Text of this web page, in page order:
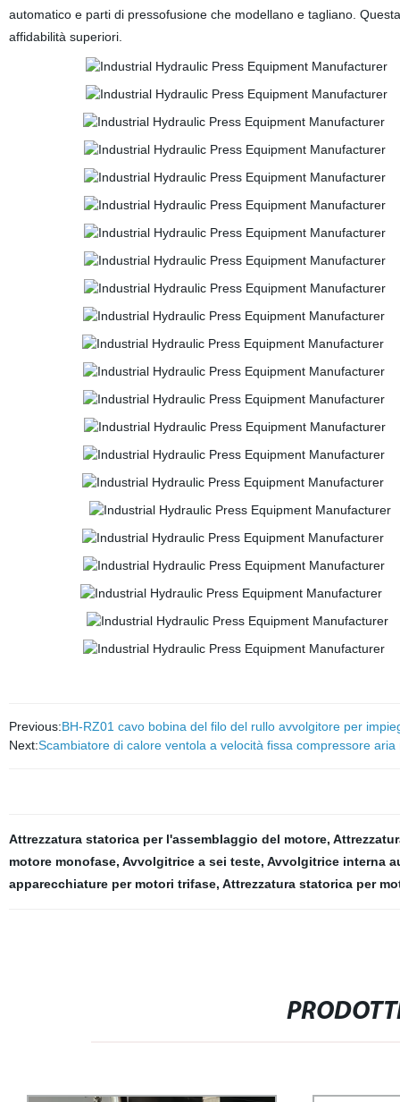
automatico e parti di pressofusione che modellano e tagliano.
affidabilità superiori.
Previous:BH-RZ01 cavo bobina del filo del rullo avvolgitore per
Next:Scambiatore di calore ventola a velocità fissa compressore
Attrezzatura statorica per l'assemblaggio del motore,
motore monofase, Avvolgitrice a sei teste, Avvolgitrice interna
apparecchiature per motori trifase, Attrezzatura statorica per